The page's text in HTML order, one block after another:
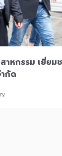
าหกรรม เยี่ยม
กัด